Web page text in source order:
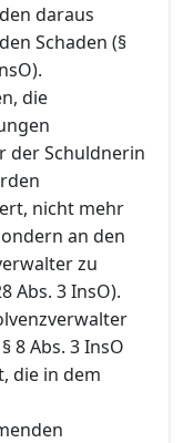
daraus
Schaden (§
die
der Schuldnerin
nicht mehr
an den
zu
Abs. 3 InsO).
8 Abs. 3 InsO
die in dem